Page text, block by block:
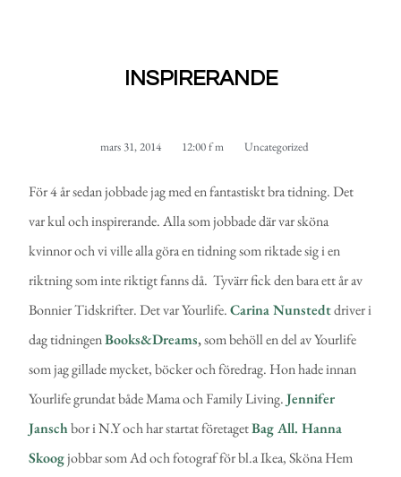
INSPIRERANDE
mars 31, 2014 12:00 f m Uncategorized
För 4 år sedan jobbade jag med en fantastiskt bra tidning. Det
var kul och inspirerande. Alla som jobbade där var sköna
kvinnor och vi ville alla göra en tidning som riktade sig i en
riktning som inte riktigt fanns då. Tyvärr fick den bara ett år av
Bonnier Tidskrifter. Det var Yourlife.Carina Nunstedtdriver i
dag tidningenBooks&Dreams,som behöll en del av Yourlife
som jag gillade mycket, böcker och föredrag. Hon hade innan
Yourlife grundat både Mama och Family Living.Jennifer
Janschbor i N.Y och har startat företagetBag All. Hanna
Skoogjobbar som Ad och fotograf för bl.a Ikea, Sköna Hem